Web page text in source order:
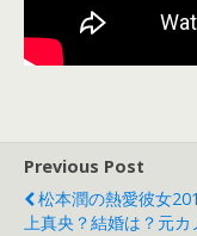
Previous Post
松本潤の熱愛彼女
上真央？結婚は？元カ